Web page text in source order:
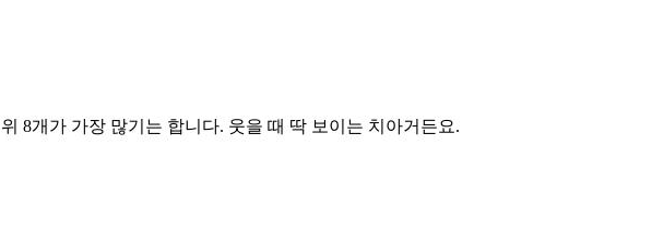
8개가 가장 많기는 합니다. 웃을 때 딱 보이는 치아거든요.